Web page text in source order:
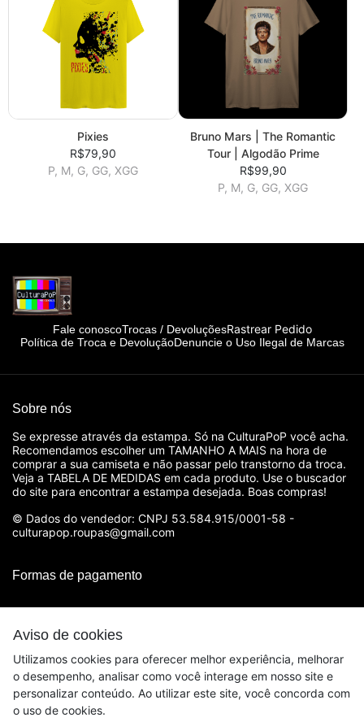
Pixies
R$79,90
P, M, G, GG, XGG
Bruno Mars | The Romantic
Tour | Algodão Prime
R$99,90
P, M, G, GG, XGG
Aviso de cookies
Utilizamos cookies para oferecer melhor experiência, melhorar
o desempenho, analisar como você interage em nosso site e
personalizar conteúdo. Ao utilizar este site, você concorda com
o uso de cookies.
Fale conoscoTrocas / DevoluçõesRastrear Pedido
Política de Troca e DevoluçãoDenuncie o Uso Ilegal de Marcas
Sobre nós
Se expresse através da estampa. Só na CulturaPoP você acha.
Recomendamos escolher um TAMANHO A MAIS na hora de
comprar a sua camiseta e não passar pelo transtorno da troca.
Veja a TABELA DE MEDIDAS em cada produto. Use o buscador
do site para encontrar a estampa desejada. Boas compras!
© Dados do vendedor: CNPJ 53.584.915/0001-58 -
culturapop.roupas@gmail.com
Formas de pagamento